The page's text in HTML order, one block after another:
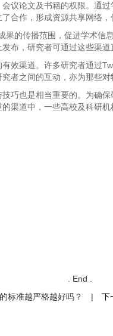
议论文及书籍的权限。通
合作，形成资源共享网络，
果的传播范围，促进学术信
布，研究者可通过这些渠道
效渠道。许多研究者通过
者之间的互动，亦为那些对
巧也是相当重要的。为确
渠道中，一些高校及科研
. End .
标准越严格越好吗？ | 下